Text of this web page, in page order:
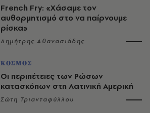
French Fry: «Χάσαμε τον
αυθορμητισμό στο να παίρνουμε
ρίσκα»
Δημήτρης Αθανασιάδης
ΚΟΣΜΟΣ
Οι περιπέτειες των Ρώσων
κατασκόπων στη Λατινική Αμερική
Σώτη Τριανταφύλλου